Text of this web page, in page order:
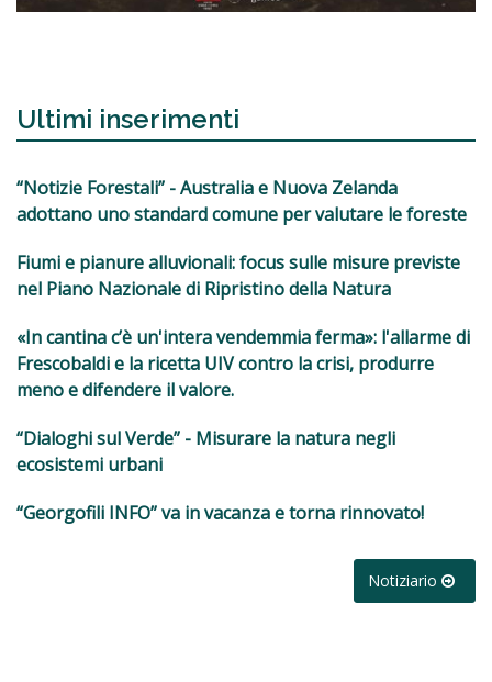
Ultimi inserimenti
“Notizie Forestali” - Australia e Nuova Zelanda
adottano uno standard comune per valutare le foreste
Fiumi e pianure alluvionali: focus sulle misure previste
nel Piano Nazionale di Ripristino della Natura
«In cantina c’è un'intera vendemmia ferma»: l'allarme di
Frescobaldi e la ricetta UIV contro la crisi, produrre
meno e difendere il valore.
“Dialoghi sul Verde” - Misurare la natura negli
ecosistemi urbani
“Georgofili INFO” va in vacanza e torna rinnovato!
Notiziario